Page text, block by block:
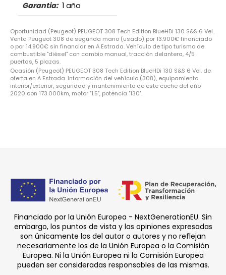
Garantia: 1 año
Oportunidad (Peugeot) PEUGEOT 308 Tech Edition BlueHDi 130 S&S 6 Vel..
Venta Peugeot 308 de segunda mano (usado) por 13.900€ financiado
o por 14.900€ sin financiar en A Estrada. Vehículo de tipo turismo de
combustible "diésel" con cambio manual, tracción delantera, 4/5
puertas, 5 plazas.
Ocasión (Peugeot) PEUGEOT 308 Tech Edition BlueHDi 130 S&S 6 Vel. de
oferta en A Estrada. Información del vehículo (308), equipamiento
interior/exterior, seguridad y mantenimiento de este coche del año
2020 con 173.000km, motor "1.5", potencia "130".
Financiado por la Unión Europea - NextGenerationEU. Sin
embargo, los puntos de vista y las opiniones expresadas
son únicamente los del autor o autores y no reflejan
necesariamente los de la Unión Europea o la Comisión
Europea. Ni la Unión Europea ni la Comisión Europea
pueden ser consideradas responsables de las mismas.